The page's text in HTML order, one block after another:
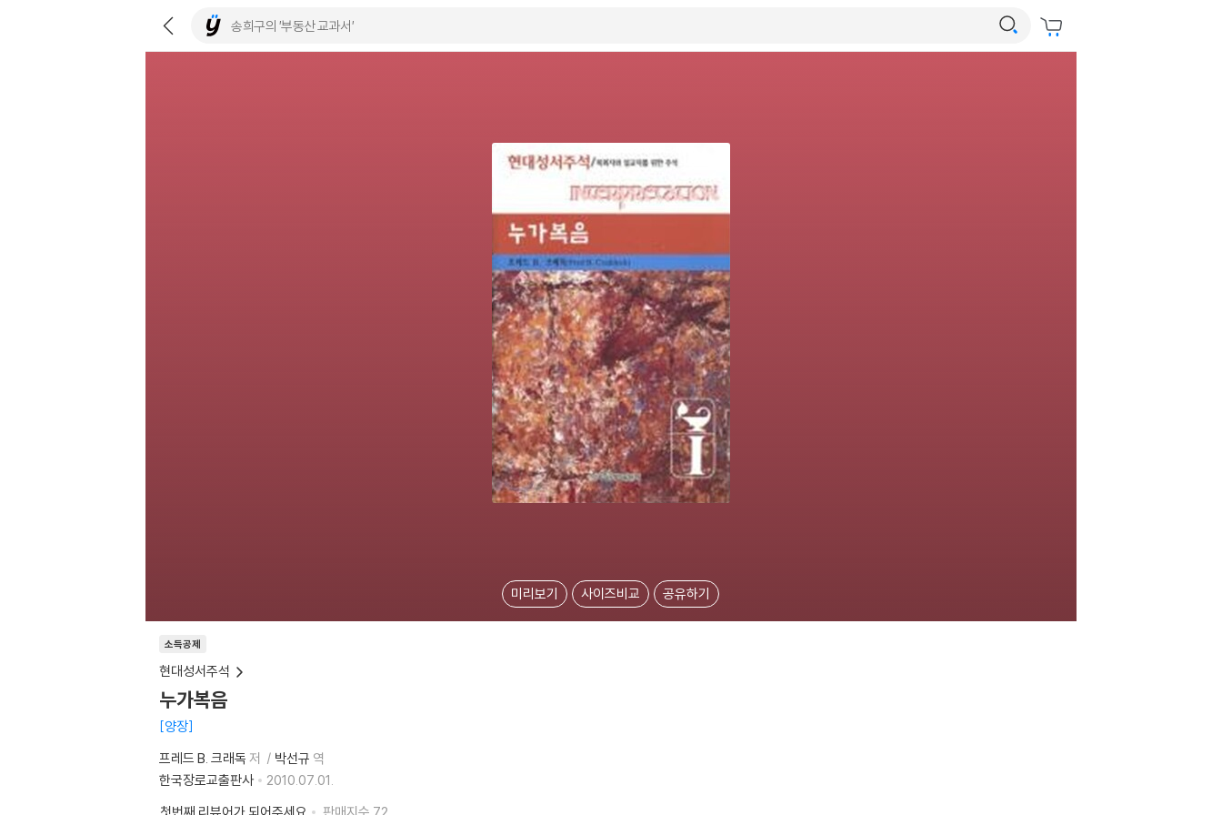
미리보기 사이즈비교 공유하기
소득공제
현대성서주석
누가복음
양장
프레드 B. 크래독 저 박선규 역
한국장로교출판사
2010.07.01.